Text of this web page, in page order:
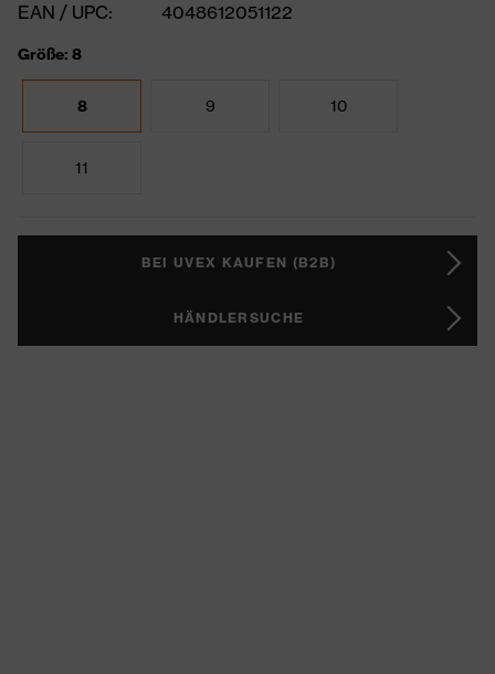
EAN / UPC:
4048612051122
Größe: 8
8 9 10
11
BEI UVEX KAUFEN (B2B)
HÄNDLERSUCHE